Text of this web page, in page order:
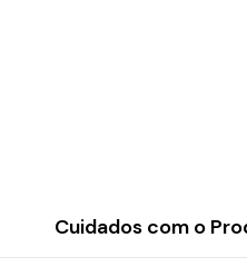
Cuidados com o